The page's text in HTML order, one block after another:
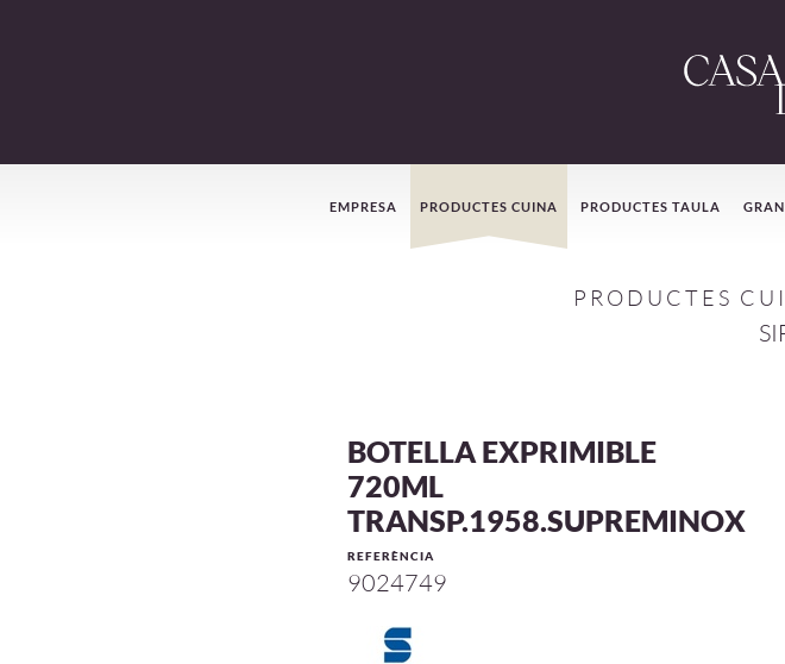
MenúEMPRESA PRODUCTES CUINA PRODUCTES TAULA
PRODUCTES
BOTELLA EXPRIMIBLE
720ML
TRANSP.1958.SUPREMINOX
REFERÈNCIA
9024749